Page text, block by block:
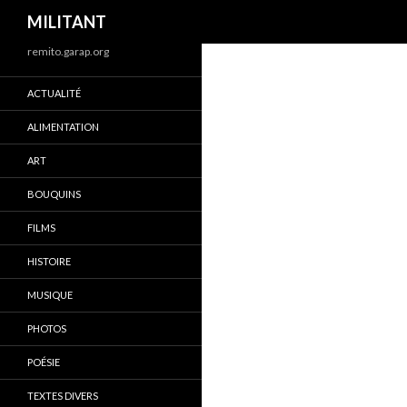
MILITANT
remito.garap.org
ACTUALITÉ
ALIMENTATION
ART
BOUQUINS
FILMS
HISTOIRE
MUSIQUE
PHOTOS
POÉSIE
TEXTES DIVERS